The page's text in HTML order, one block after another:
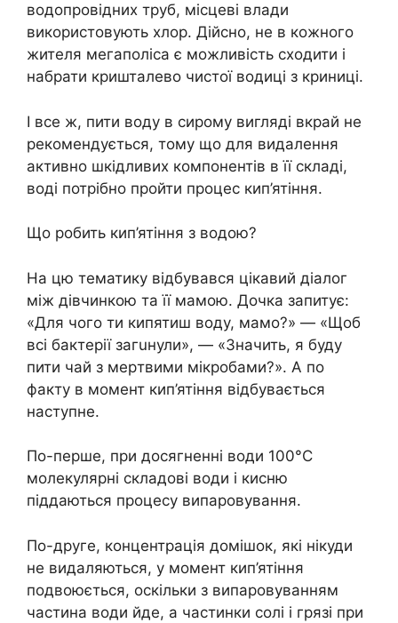
водопровідних труб, місцеві влади
використовують хлор. Дійсно, не в кожного
жителя мегаполіса є можливість сходити і
набрати кришталево чистої водиці з криниці.
І все ж, пити воду в сирому вигляді вкрай не
рекомендується, тому що для видалення
активно шкідливих компонентів в її складі,
воді потрібно пройти процес кип’ятіння.
Що робить кип’ятіння з водою?
На цю тематику відбувався цікавий діалог
між дівчинкою та її мамою. Дочка запитує:
«Для чого ти кипятиш воду, мамо?» — «Щоб
всі бaктерії зaгuнули», — «Значить, я буду
пити чай з мepтвими мікробами?». А по
факту в момент кип’ятіння відбувається
наступне.
По-перше, при досягненні води 100°C
молекулярні складові води і кисню
піддаються процесу випаровування.
По-друге, концентрація домішок, які нікуди
не видаляються, у момент кип’ятіння
подвоюється, оскільки з випаровуванням
частина води йде, а частинки солі і грязі при